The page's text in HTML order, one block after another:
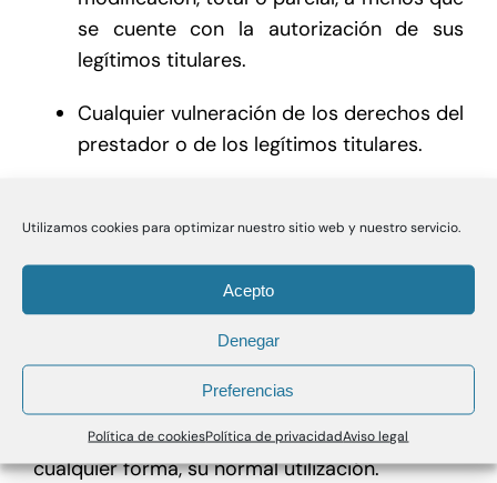
Utilizamos cookies para optimizar nuestro sitio web y nuestro servicio.
Acepto
Denegar
Preferencias
Política de cookiesPolítica de privacidadAviso legal
se cuente con la autorización de sus
legítimos titulares.
Cualquier vulneración de los derechos del
prestador o de los legítimos titulares.
publicitarios.
En la utilización de LA WEB el usuario se
compromete a no llevar a cabo ninguna
conducta que pudiera dañar la imagen, los
intereses y los derechos dela empresa.o de
terceros o que pudiera dañar, inutilizar o
sobrecargar LA WEB o que impidiera, de
cualquier forma, su normal utilización.